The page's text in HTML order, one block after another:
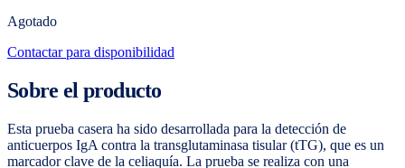
Agotado
Contactar para disponibilidad
Sobre el producto
Esta prueba casera ha sido desarrollada para la detección de
anticuerpos IgA contra la transglutaminasa tisular (tTG), que es un
marcador clave de la celiaquía. La prueba se realiza con una